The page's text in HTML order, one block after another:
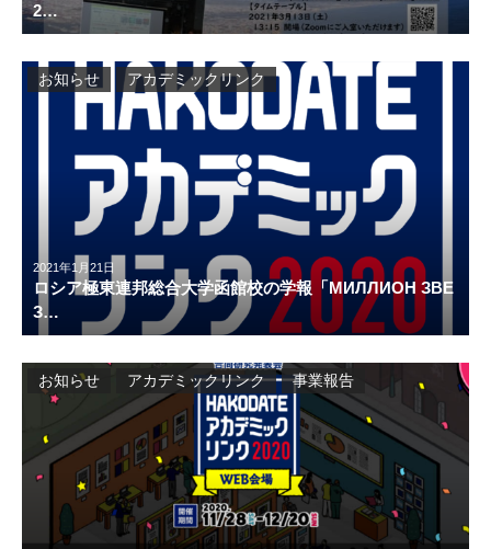
2…
2021年1月21日
ロシア極東連邦総合大学函館校の学報「МИЛЛИОН ЗВЕ
З…
お知らせ アカデミックリンク
お知らせ アカデミックリンク 事業報告